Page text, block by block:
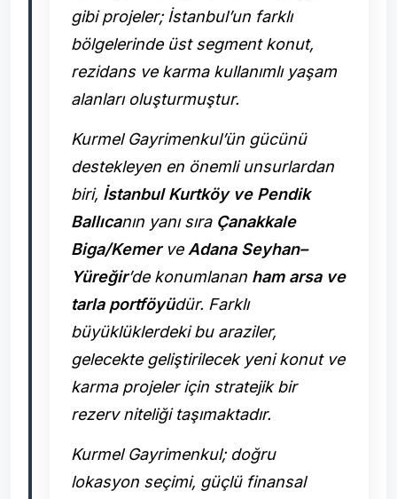
gibi projeler; İstanbul’un farklı
bölgelerinde üst segment konut,
rezidans ve karma kullanımlı yaşam
alanları oluşturmuştur.
Kurmel Gayrimenkul’ün gücünü
destekleyen en önemli unsurlardan
biri, İstanbul Kurtköy ve Pendik
Ballıcanın yanı sıra Çanakkale
Biga/Kemerve Adana Seyhan–
Yüreğir’de konumlanan ham arsa ve
tarla portföyüdür. Farklı
büyüklüklerdeki bu araziler,
gelecekte geliştirilecek yeni konut ve
karma projeler için stratejik bir
rezerv niteliği taşımaktadır.
Kurmel Gayrimenkul; doğru
lokasyon seçimi, güçlü finansal